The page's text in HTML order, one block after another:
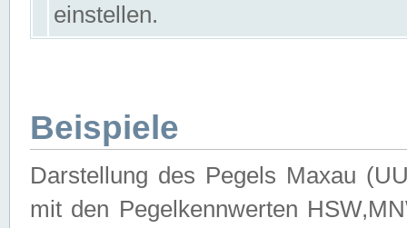
einstellen.
Beispiele
Darstellung des Pegels Maxau
mit den Pegelkennwerten